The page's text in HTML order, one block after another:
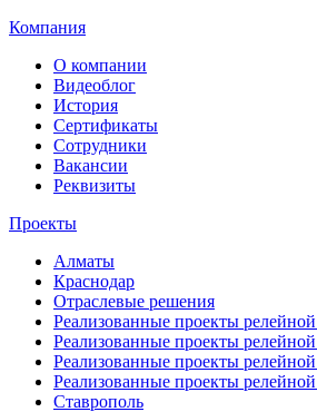
Компания
О компании
Видеоблог
История
Сертификаты
Сотрудники
Вакансии
Реквизиты
Проекты
Алматы
Краснодар
Отраслевые решения
Реализованные проекты
Реализованные проекты
Реализованные проекты
Реализованные проекты
Ставрополь